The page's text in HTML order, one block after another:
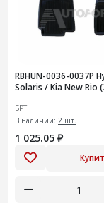
RВНUN-0036-0037Р
Solaris / Kia New Rio
БРТ
В наличии: 2 шт.
1 025.05 ₽